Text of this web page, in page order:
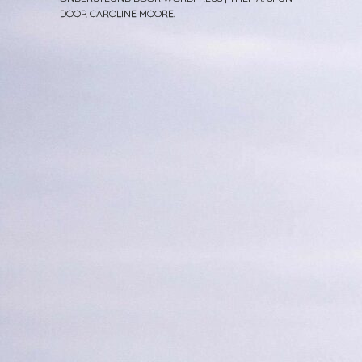
DOOR CAROLINE MOORE